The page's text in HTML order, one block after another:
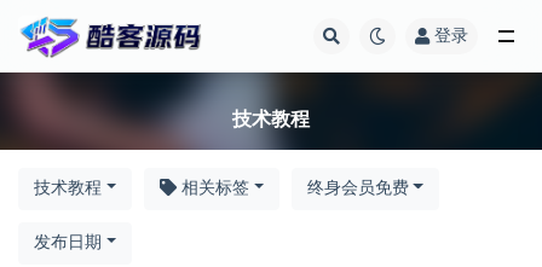
登录
技术教程
技术教程 相关标签 终身会员免费
发布日期